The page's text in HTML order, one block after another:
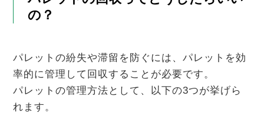
の？
パレットの紛失や滞留を防ぐには、パレットを効
率的に管理して回収することが必要です。
パレットの管理方法として、以下の3つが挙げら
れます。